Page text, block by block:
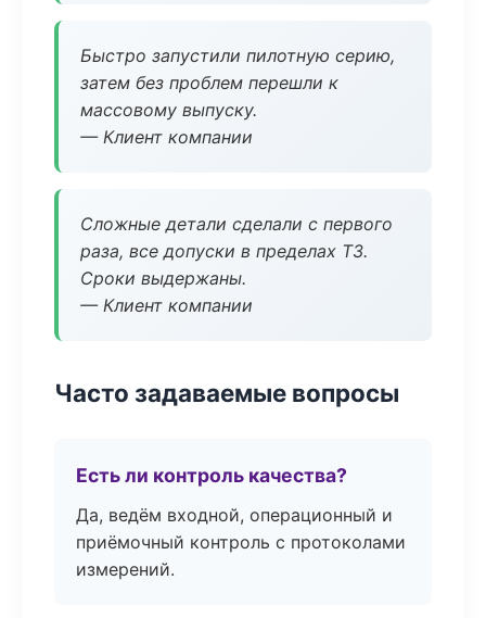
Быстро запустили пилотную серию,
затем без проблем перешли к
массовому выпуску.
— Клиент компании
Сложные детали сделали с первого
раза, все допуски в пределах ТЗ.
Сроки выдержаны.
— Клиент компании
Часто задаваемые вопросы
Есть ли контроль качества?
Да, ведём входной, операционный и
приёмочный контроль с протоколами
измерений.